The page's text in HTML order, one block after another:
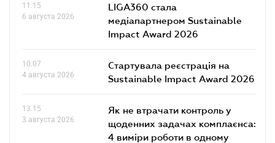
11.15
6 августа 2026
LIGA360 стала
медіапартнером Sustainable
Impact Award 2026
10.07
4 августа 2026
Стартувала реєстрація на
Sustainable Impact Award 2026
13.15
3 августа 2026
Як не втрачати контроль у
щоденних задачах комплаєнса:
4 виміри роботи в одному